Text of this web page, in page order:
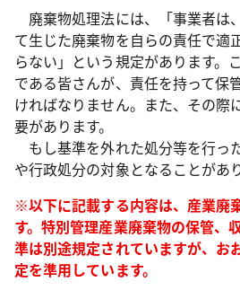
廃棄物処理法には、「事業者は
て生じた廃棄物を自らの責任で適
らない」という規定があります。
である皆さんが、責任を持って保
ければなりません。また、その際
要があります。
もし基準を外れた処分等を行っ
や行政処分の対象となることがあり
※以下に記載する内容は、産業廃
す。特別管理産業廃棄物の保管、
準は別途規定されていますが、お
定を準用しています。